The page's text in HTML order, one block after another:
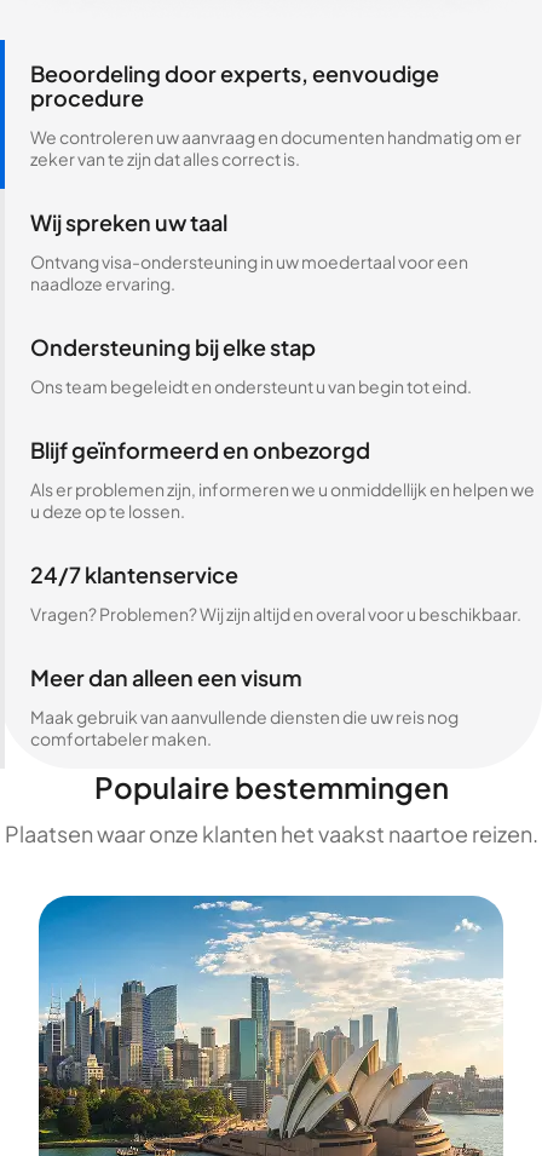
Beoordeling door experts, eenvoudige
procedure
We controleren uw aanvraag en documenten handmatig om er
zeker van te zijn dat alles correct is.
Wij spreken uw taal
Ontvang visa-ondersteuning in uw moedertaal voor een
naadloze ervaring.
Ondersteuning bij elke stap
Ons team begeleidt en ondersteunt u van begin tot eind.
Blijf geïnformeerd en onbezorgd
Als er problemen zijn, informeren we u onmiddellijk en helpen we
u deze op te lossen.
24/7 klantenservice
Vragen? Problemen? Wij zijn altijd en overal voor u beschikbaar.
Meer dan alleen een visum
Maak gebruik van aanvullende diensten die uw reis nog
comfortabeler maken.
Populaire bestemmingen
Plaatsen waar onze klanten het vaakst naartoe reizen.